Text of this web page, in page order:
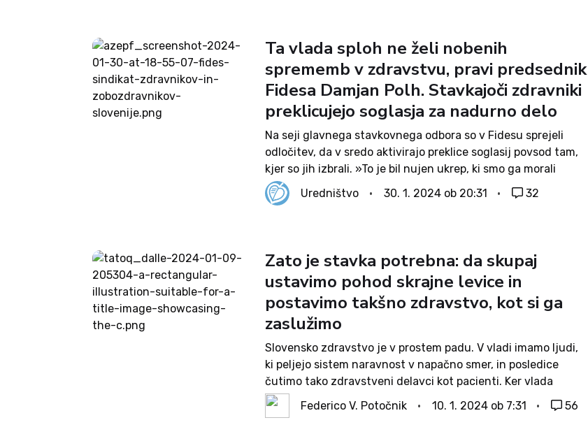
Ta vlada sploh ne želi nobenih
sprememb v zdravstvu, pravi predsednik
Fidesa Damjan Polh. Stavkajoči zdravniki
preklicujejo soglasja za nadurno delo
Na seji glavnega stavkovnega odbora so v Fidesu sprejeli
odločitev, da v sredo aktivirajo preklice soglasij povsod tam,
kjer so jih izbrali. »To je bil nujen ukrep, ki smo ga morali
narediti prav zaradi tega, da opozorimo, da si ta...
Uredništvo 30. 1. 2024 ob 20:31 32
Zato je stavka potrebna: da skupaj
ustavimo pohod skrajne levice in
postavimo takšno zdravstvo, kot si ga
zaslužimo
Slovensko zdravstvo je v prostem padu. V vladi imamo ljudi,
ki peljejo sistem naravnost v napačno smer, in posledice
čutimo tako zdravstveni delavci kot pacienti. Ker vlada
namerno ignorira pozive stroke, je stavka zadnji krik
sistema, ki ne zdrži več....
Federico V. Potočnik 10. 1. 2024 ob 7:31 56